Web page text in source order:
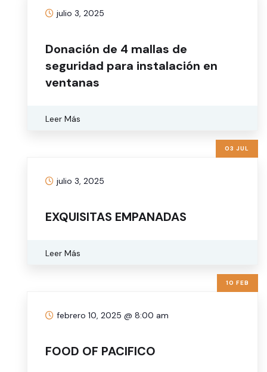
julio 3, 2025
Donación de 4 mallas de
seguridad para instalación en
ventanas
Leer Más
03 JUL
julio 3, 2025
EXQUISITAS EMPANADAS
Leer Más
10 FEB
febrero 10, 2025 @ 8:00 am
FOOD OF PACIFICO